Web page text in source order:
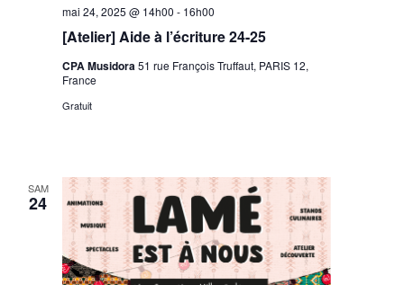
[Atelier] Aide à l’écriture 24-25
mai 24, 2025 @ 14h00 - 16h00
CPA Musidora51 rue François Truffaut, PARIS 12,
France
Gratuit
SAM
24